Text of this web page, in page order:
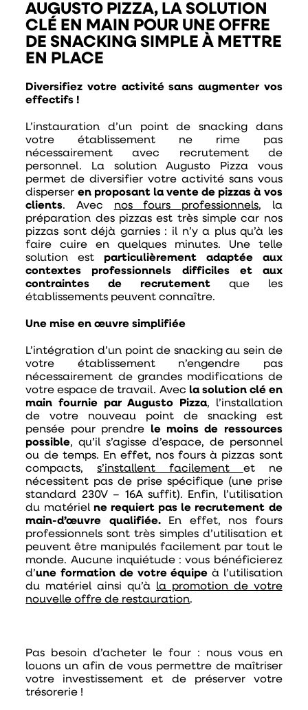
AUGUSTO PIZZA, LA SOLUTION
CLÉ EN MAIN POUR UNE OFFRE
DE SNACKING SIMPLE À METTRE
EN PLACE
Diversifiez votre activité sans augmenter vos
effectifs !
L’instauration d’un point de snacking dans
votre établissement ne rime pas
nécessairement avec recrutement de
personnel. La solution Augusto Pizza vous
permet de diversifier votre activité sans vous
disperser en proposant la vente de pizzas à vos
clients. Avec nos fours professionnels, la
préparation des pizzas est très simple car nos
pizzas sont déjà garnies : il n’y a plus qu’à les
faire cuire en quelques minutes. Une telle
solution est particulièrement adaptée aux
contextes professionnels difficiles et aux
contraintes de recrutement que les
établissements peuvent connaître.
Une mise en œuvre simplifiée
L’intégration d’un point de snacking au sein de
votre établissement n’engendre pas
nécessairement de grandes modifications de
votre espace de travail. Avec la solution clé en
main fournie par Augusto Pizza, l’installation
de votre nouveau point de snacking est
pensée pour prendre le moins de ressources
possible, qu’il s’agisse d’espace, de personnel
ou de temps. En effet, nos fours à pizzas sont
compacts,s’installent facilement
et ne
nécessitent pas de prise spécifique (une prise
standard 230V – 16A suffit). Enfin, l’utilisation
du matériel ne requiert pas le recrutement de
main-d’œuvre qualifiée.En effet, nos fours
professionnels sont très simples d’utilisation et
peuvent être manipulés facilement par tout le
monde. Aucune inquiétude : vous bénéficierez
d’une formation de votre équipe à l’utilisation
du matériel ainsi qu’à la promotion de votre
nouvelle offre de restauration.
Pas besoin d’acheter le four : nous vous en
louons un afin de vous permettre de maîtriser
votre investissement et de préserver votre
trésorerie !